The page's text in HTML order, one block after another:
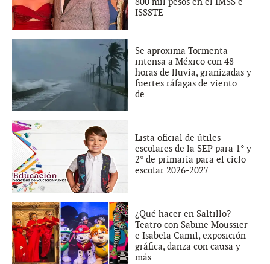
ISSSTE
Se aproxima Tormenta
intensa a México con 48
horas de lluvia, granizadas y
fuertes ráfagas de viento
de...
Lista oficial de útiles
escolares de la SEP para 1° y
2° de primaria para el ciclo
escolar 2026-2027
¿Qué hacer en Saltillo?
Teatro con Sabine Moussier
e Isabela Camil, exposición
gráfica, danza con causa y
más